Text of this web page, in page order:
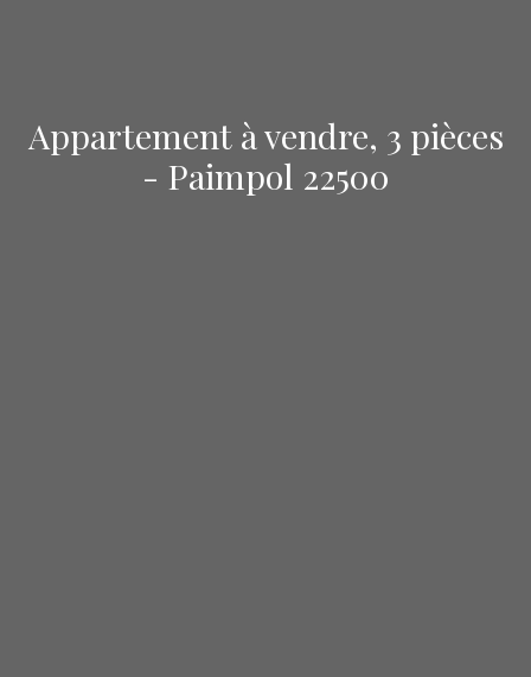
Appartement à vendre, 3 pièces
- Paimpol 22500